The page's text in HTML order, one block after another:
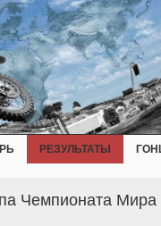
РЕЗУЛЬТАТЫ
Чемпионата